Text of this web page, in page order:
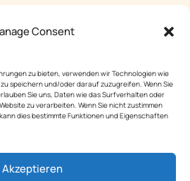
Consent
zu bieten, verwenden wir Technologien wie
speichern und/oder darauf zuzugreifen. Wenn Sie
Sie uns, Daten wie das Surfverhalten oder
zu verarbeiten. Wenn Sie nicht zustimmen
dies bestimmte Funktionen und Eigenschaften
Akzeptieren
detaillierte Anleitung
Wachs bietet — viele
die für mehrere
Bei der Auswahl der
sich ein sanftes Pastell,